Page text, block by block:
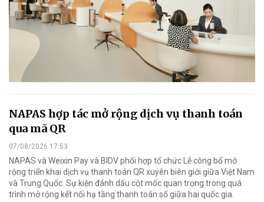
NAPAS hợp tác mở rộng dịch vụ thanh toán
qua mã QR
07/08/2026 17:53
NAPAS và Weixin Pay và BIDV phối hợp tổ chức Lễ công bố mở
rộng triển khai dịch vụ thanh toán QR xuyên biên giới giữa Việt Nam
và Trung Quốc. Sự kiện đánh dấu cột mốc quan trọng trong quá
trình mở rộng kết nối hạ tầng thanh toán số giữa hai quốc gia.